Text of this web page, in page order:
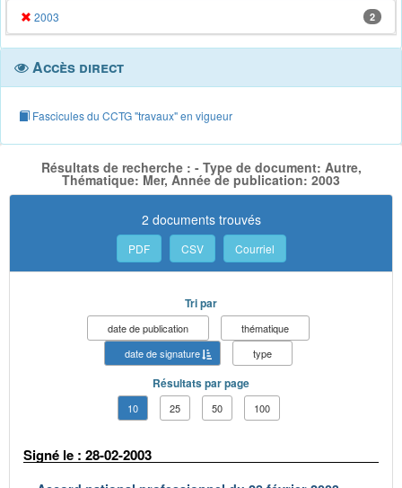
2003 2
Accès direct
Fascicules du CCTG "travaux" en vigueur
Résultats de recherche : - Type de document: Autre,
Thématique: Mer, Année de publication: 2003
2 documents trouvés
PDF CSV Courriel
Tri par
date de publication
thématique
date de signature
type
Résultats par page
10 25 50 100
Signé le : 28-02-2003